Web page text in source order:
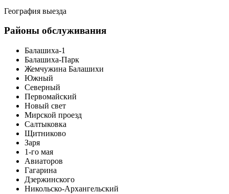
География выезда
Районы обслуживания
Балашиха-1
Балашиха-Парк
Жемчужина Балашихи
Южный
Северный
Первомайский
Новый свет
Мирской проезд
Салтыковка
Щитниково
Заря
1-го мая
Авиаторов
Гагарина
Дзержинского
Никольско-Архангельский